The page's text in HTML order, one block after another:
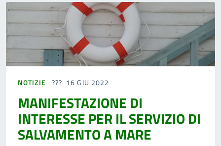
NOTIZIE 16 GIU 2022
MANIFESTAZIONE DI
INTERESSE PER IL SERVIZIO DI
SALVAMENTO A MARE